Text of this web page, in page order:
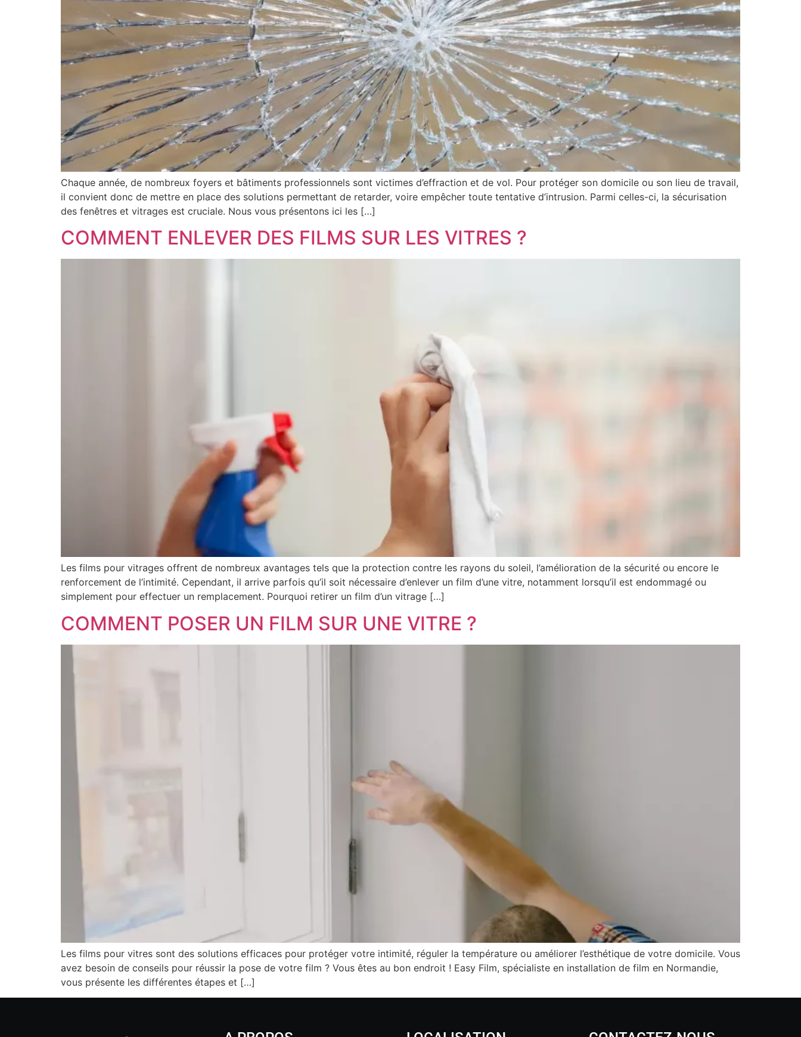
Chaque année, de nombreux foyers et bâtiments professionnels sont victimes d’effraction et de vol. Pour protéger son domicile ou son lieu de travail,
il convient donc de mettre en place des solutions permettant de retarder, voire empêcher toute tentative d’intrusion. Parmi celles-ci, la sécurisation
des fenêtres et vitrages est cruciale. Nous vous présentons ici les […]
COMMENT ENLEVER DES FILMS SUR LES VITRES ?
Les films pour vitrages offrent de nombreux avantages tels que la protection contre les rayons du soleil, l’amélioration de la sécurité ou encore le
renforcement de l’intimité. Cependant, il arrive parfois qu’il soit nécessaire d’enlever un film d’une vitre, notamment lorsqu’il est endommagé ou
simplement pour effectuer un remplacement. Pourquoi retirer un film d’un vitrage […]
COMMENT POSER UN FILM SUR UNE VITRE ?
Les films pour vitres sont des solutions efficaces pour protéger votre intimité, réguler la température ou améliorer l’esthétique de votre domicile. Vous
avez besoin de conseils pour réussir la pose de votre film ? Vous êtes au bon endroit ! Easy Film, spécialiste en installation de film en Normandie,
vous présente les différentes étapes et […]